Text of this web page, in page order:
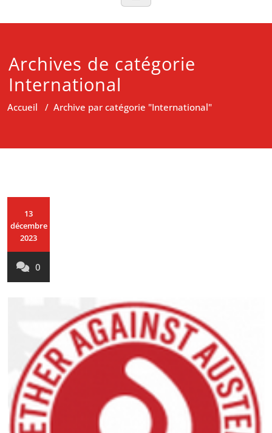
Archives de catégorie
International
Accueil / Archive par catégorie "International"
13
décembre
2023
0